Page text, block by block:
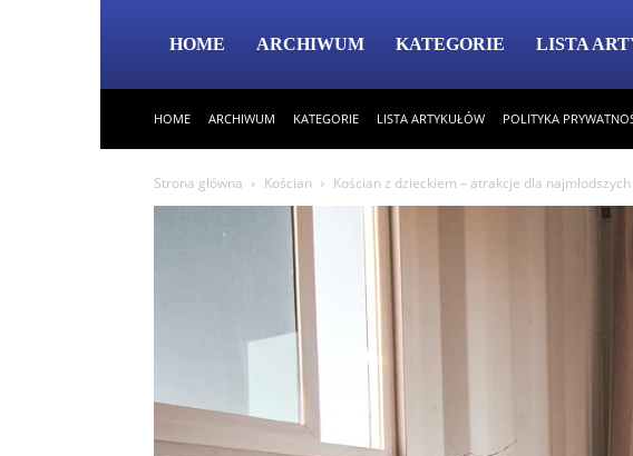
HOME ARCHIWUM KATEGORIE LISTA
HOME ARCHIWUM KATEGORIE LISTA ARTYKUŁÓW POLITYKA
Strona główna Kościan Kościan z dzieckiem – atrakcje dla najmłodszych